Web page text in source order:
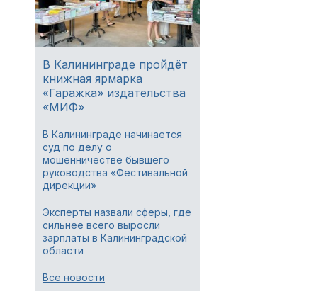
В Калининграде пройдёт
книжная ярмарка
«Гаражка» издательства
«МИФ»
В Калининграде начинается
суд по делу о
мошенничестве бывшего
руководства «Фестивальной
дирекции»
Эксперты назвали сферы, где
сильнее всего выросли
зарплаты в Калининградской
области
Все новости